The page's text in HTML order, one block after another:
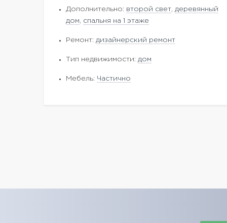
Дополнительно: второй свет
деревянный
дом
спальня на 1 этаже
Ремонт: дизайнерский ремонт
Тип недвижимости: дом
Мебель: Частично